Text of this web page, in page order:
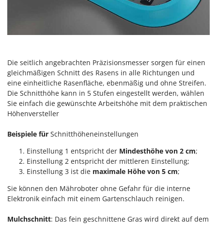
Shark
Shindaiwa
Silky
Simatech
Sirman
Smartwood
Smeg
Snapper
Solidur
Spice Electronics
Die seitlich angebrachten Präzisionsmesser sorgen für einen
gleichmäßigen Schnitt des Rasens in alle Richtungen und
eine einheitliche Rasenfläche, ebenmäßig und ohne Streifen.
Die Schnitthöhe kann in 5 Stufen eingestellt werden, wählen
Sie einfach die gewünschte Arbeitshöhe mit dem praktischen
Höhenversteller
Beispiele für Schnitthöheneinstellungen
Einstellung 1 entspricht der Mindesthöhe von 2 cm;
Einstellung 2 entspricht der mittleren Einstellung;
Einstellung 3 ist die maximale Höhe von 5 cm;
Sie können den Mähroboter ohne Gefahr für die interne
Elektronik einfach mit einem Gartenschlauch reinigen.
Mulchschnitt: Das fein geschnittene Gras wird direkt auf dem